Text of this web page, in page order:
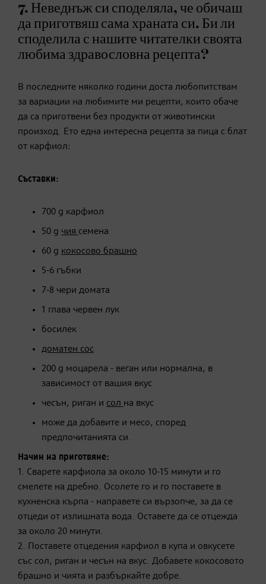
7. Неведнъж си споделяла, че обичаш
да приготвяш сама храната си. Би ли
споделила с нашите читателки своята
любима здравословна рецепта?
В последните няколко години доста любопитствам
за вариации на любимите ми рецепти, които обаче
да са приготвени без продукти от животински
произход. Ето една интересна рецепта за пица с блат
от карфиол:
Съставки:
700 g карфиол
50 g чия семена
60 g кокосово брашно
5-6 гъбки
7-8 чери домата
1 глава червен лук
босилек
доматен сос
200 g моцарела - веган или нормална, в
зависимост от вашия вкус
чесън, риган и сол на вкус
може да добавите и месо, според
предпочитанията си.
Начин на приготвяне:
1. Сварете карфиола за около 10-15 минути и го
смелете на дребно. Осолете го и го поставете в
кухненска кърпа - направете си вързопче, за да се
отцеди от излишната вода. Оставете да се отцежда
за около 20 минути.
2. Поставете отцедения карфиол в купа и овкусете
със сол, риган и чесън на вкус. Добавете кокосовото
брашно и чията и разбъркайте добре.